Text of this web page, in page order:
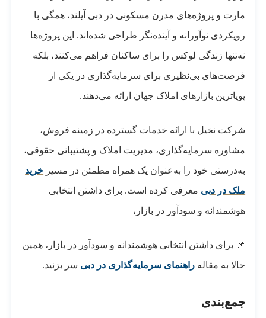
مارت و پروژه‌های مدرن مسکونی در دبی آیلند، همگی با
رویکردی نوآورانه و آینده‌نگر طراحی شده‌اند. این پروژه‌ها
نه‌تنها زندگی لوکس را برای ساکنان فراهم می‌کنند، بلکه
فرصت‌های بی‌نظیری برای سرمایه‌گذاری در یکی از
پویاترین بازارهای املاک جهان ارائه می‌دهند.
شرکت نخیل با ارائه خدمات گسترده در زمینه فروش،
مشاوره سرمایه‌گذاری، مدیریت املاک و پشتیبانی حقوقی،
به‌درستی خود را به‌عنوان یک همراه مطمئن در مسیرخرید
ملک در دبیمعرفی کرده است. برای داشتن انتخابی
هوشمندانه و سودآور در بازار،
📌 برای داشتن انتخابی هوشمندانه و سودآور در بازار، همین
حالا به مقالهراهنمای سرمایه‌گذاری در دبیسر بزنید.
جمع‌بندی